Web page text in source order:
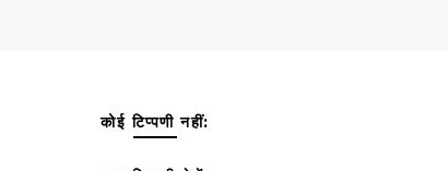
कोई टिप्पणी नहीं: